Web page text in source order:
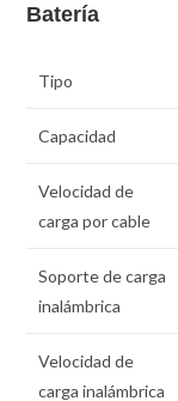
Batería
Tipo
Capacidad
Velocidad de
carga por cable
Soporte de carga
inalámbrica
Velocidad de
carga inalámbrica